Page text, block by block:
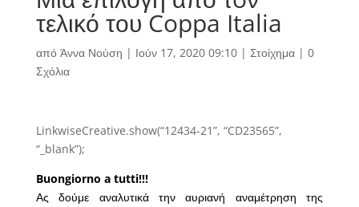
τελικό του Coppa Italia
από Άννα Νούση | Ιούν 17, 2020 09:10| Στοίχημα| 0
Σχόλια
LinkwiseCreative.show(“12434-21”, “CD23565”,
“_blank”);
Buongiorno a tutti!!!
Ας δούμε αναλυτικά την αυριανή αναμέτρηση της